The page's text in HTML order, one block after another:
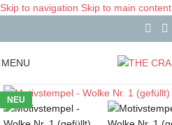
Skip to navigation Skip to main content
MENU
NEU